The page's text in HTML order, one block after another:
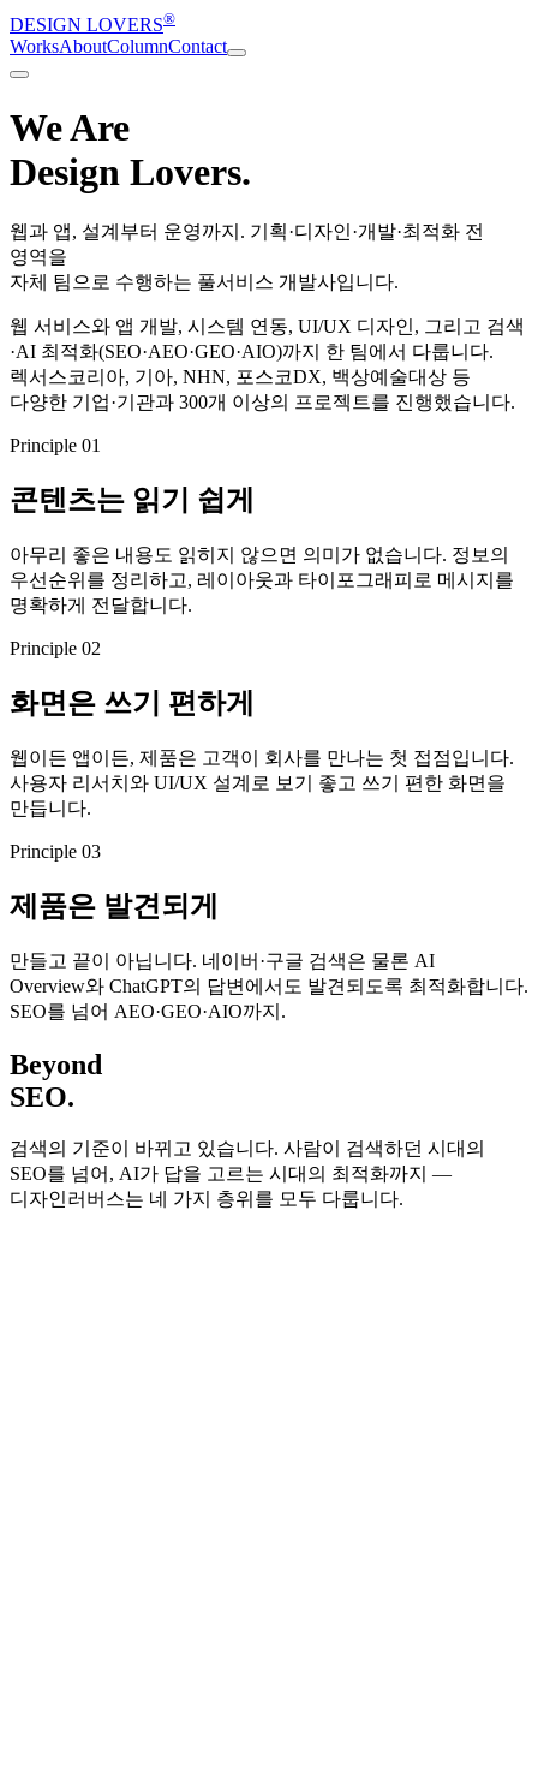
DESIGN LOVERS®
WorksAboutColumnContact
We Are
Design Lovers.
웹과 앱, 설계부터 운영까지. 기획·디자인·개발·최적화 전
영역을
자체 팀으로 수행하는 풀서비스 개발사입니다.
웹 서비스와 앱 개발, 시스템 연동, UI/UX 디자인, 그리고 검색
·AI 최적화(SEO·AEO·GEO·AIO)까지 한 팀에서 다룹니다.
렉서스코리아, 기아, NHN, 포스코DX, 백상예술대상 등
다양한 기업·기관과 300개 이상의 프로젝트를 진행했습니다.
Principle 01
콘텐츠는 읽기 쉽게
아무리 좋은 내용도 읽히지 않으면 의미가 없습니다. 정보의
우선순위를 정리하고, 레이아웃과 타이포그래피로 메시지를
명확하게 전달합니다.
Principle 02
화면은 쓰기 편하게
웹이든 앱이든, 제품은 고객이 회사를 만나는 첫 접점입니다.
사용자 리서치와 UI/UX 설계로 보기 좋고 쓰기 편한 화면을
만듭니다.
Principle 03
제품은 발견되게
만들고 끝이 아닙니다. 네이버·구글 검색은 물론 AI
Overview와 ChatGPT의 답변에서도 발견되도록 최적화합니다.
SEO를 넘어 AEO·GEO·AIO까지.
Beyond
SEO.
검색의 기준이 바뀌고 있습니다. 사람이 검색하던 시대의
SEO를 넘어, AI가 답을 고르는 시대 의 최적화까지 —
디자인러버스는 네 가지 층위를 모두 다룹니다.